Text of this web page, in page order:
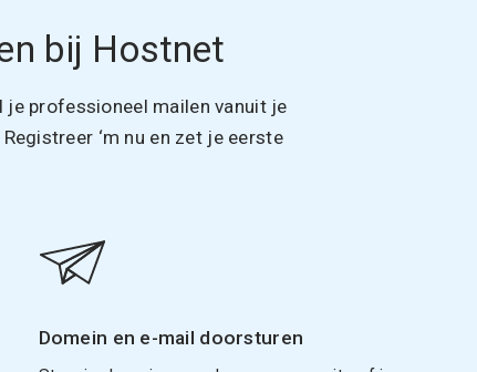
bij Hostnet
je professioneel mailen vanuit je
‘m nu en zet je eerste
Domein en e-mail doorsturen